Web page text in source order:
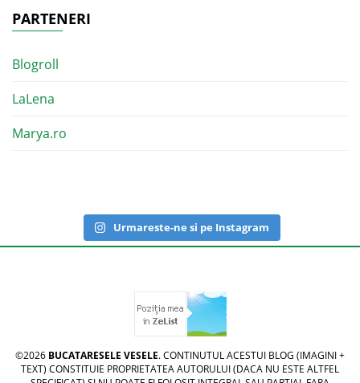
PARTENERI
Blogroll
LaLena
Marya.ro
Urmareste-ne si pe Instagram
©2026 BUCATARESELE VESELE. CONTINUTUL ACESTUI BLOG (IMAGINI +
TEXT) CONSTITUIE PROPRIETATEA AUTORULUI (DACA NU ESTE ALTFEL